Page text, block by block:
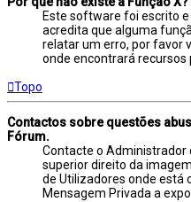
Este software foi escrito e
acredita que alguma
relatar um erro, por favor
onde encontrará recursos
Topo
Contactos sobre questões
Fórum.
Contacte o Administrador
superior direito da
de Utilizadores onde está
Mensagem Privada a